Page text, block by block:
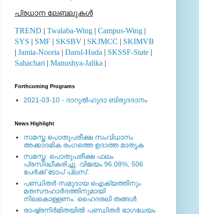
പ്രധാന ലേബലുകള്‍
TREND | Twalaba-Wing | Campus-Wing |
SYS | SMF | SKSBV | SKJMCC | SKIMVB
| Jamia-Nooria | Darul-Huda | SKSSF-State |
Sahachari | Manushya-Jalika |
Forthcoming Programs
2021-03-10 - ദാറുല്‍ഹുദാ ബിരുദദാനം
News Highlight
സമസ്ത പൊതുപരീക്ഷ സംവിധാനം
അക്കാദമിക രംഗത്തെ ഉദാത്ത മാതൃക
സമസ്ത: പൊതുപരീക്ഷ ഫലം
പ്രസിദ്ധീകരിച്ചു. വിജയം 96.08%, 506
പേര്‍ക്ക് ടോപ് പ്ലസ്.
പണ്ഡിതര്‍ സമുദായ ഐക്യത്തിനും
മതസൗഹാര്‍ദത്തിനുമായി
നിലകൊള്ളണം: ഹൈദരലി തങ്ങള്‍
രാഷ്ട്രനിര്‍മിതയില്‍ പണ്ഡിതര്‍ ഭാഗധേയം